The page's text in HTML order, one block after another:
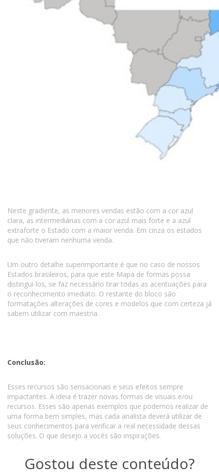
Neste gradiente, as menores vendas estão com a cor azul
clara, as intermediárias com a cor azul mais forte e a azul
extraforte o Estado com a maior venda. Em cinza os estados
que não tiveram nenhuma venda.
Um outro detalhe superimportante é que no caso de nossos
Estados brasileiros, para que este Mapa de formas possa
distingui-los, se faz necessário tirar todas as acentuações para
o reconhecimento imediato. O restante do bloco são
formatações alterações de cores e modelos que com certeza já
sabem utilizar com maestria.
Conclusão:
Esses recursos são sensacionais e seus efeitos sempre
impactantes. A ideia é trazer novas formas de visuais e/ou
recursos. Esses são apenas exemplos que podemos realizar de
uma forma bem simples, mas cada analista deverá utilizar de
seus conhecimentos para verificar a real necessidade dessas
soluções. O que desejo a vocês são inspirações.
Gostou deste conteúdo?